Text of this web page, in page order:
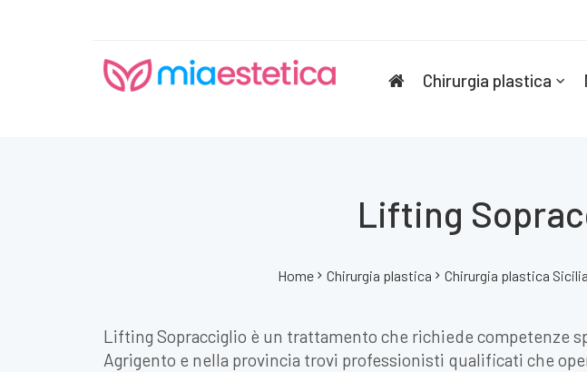
Chirurgia plastica
Lifting
Home Chirurgia plastica Chirurgia plastica Sicilia
Lifting Sopracciglio è un trattamento che richiede competenze
Agrigento e nella provincia trovi professionisti qualificati che